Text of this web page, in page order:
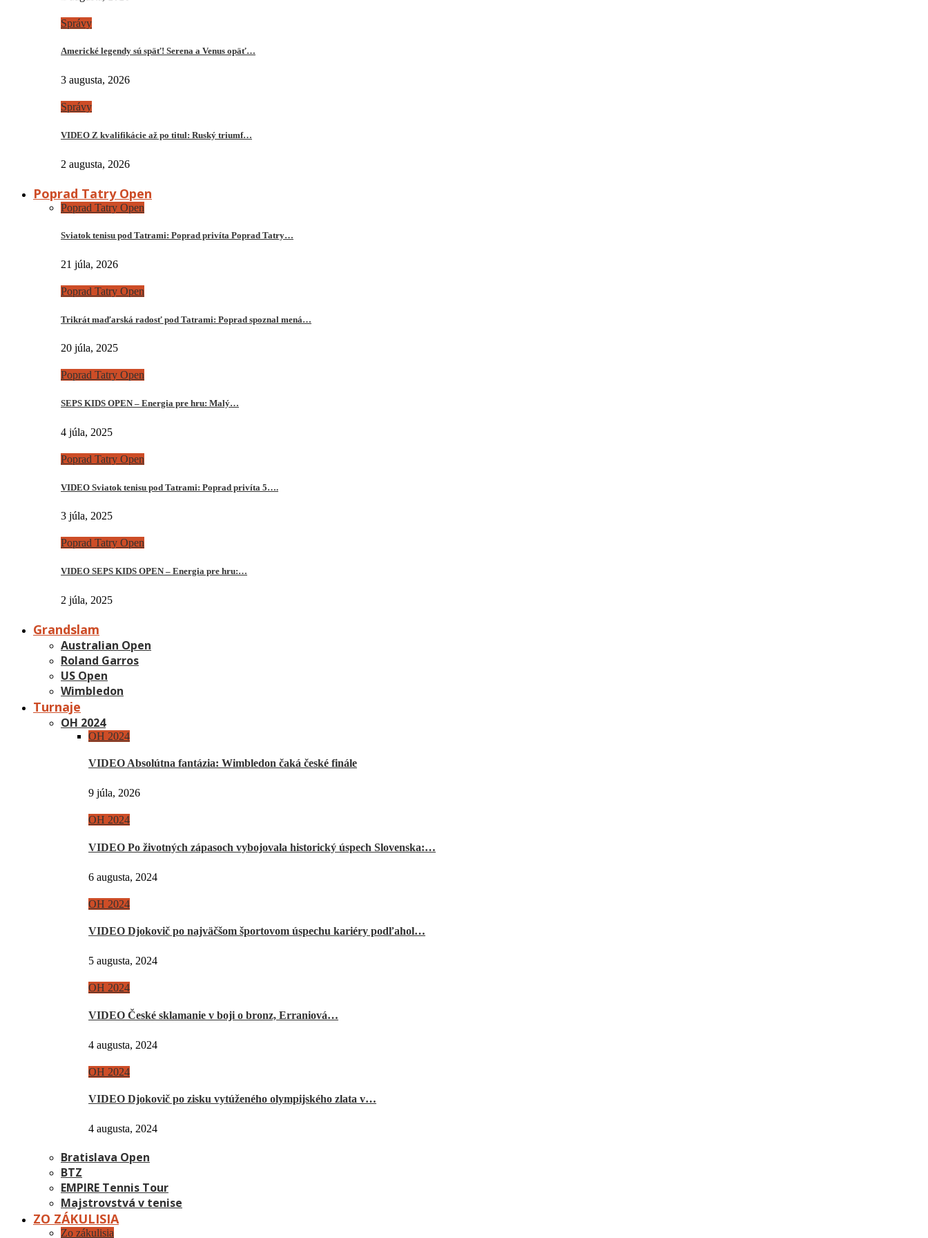
Správy
Americké legendy sú späť! Serena a Venus opäť…
3 augusta, 2026
Správy
VIDEO Z kvalifikácie až po titul: Ruský triumf…
2 augusta, 2026
Poprad Tatry Open
Poprad Tatry Open
Sviatok tenisu pod Tatrami: Poprad privíta Poprad Tatry…
21 júla, 2026
Poprad Tatry Open
Trikrát maďarská radosť pod Tatrami: Poprad spoznal mená…
20 júla, 2025
Poprad Tatry Open
SEPS KIDS OPEN – Energia pre hru: Malý…
4 júla, 2025
Poprad Tatry Open
VIDEO Sviatok tenisu pod Tatrami: Poprad privíta 5….
3 júla, 2025
Poprad Tatry Open
VIDEO SEPS KIDS OPEN – Energia pre hru:…
2 júla, 2025
Grandslam
Australian Open
Roland Garros
US Open
Wimbledon
Turnaje
OH 2024
OH 2024
VIDEO Absolútna fantázia: Wimbledon čaká české finále
9 júla, 2026
OH 2024
VIDEO Po životných zápasoch vybojovala historický úspech Slovenska:…
6 augusta, 2024
OH 2024
VIDEO Djokovič po najväčšom športovom úspechu kariéry podľahol…
5 augusta, 2024
OH 2024
VIDEO České sklamanie v boji o bronz, Erraniová…
4 augusta, 2024
OH 2024
VIDEO Djokovič po zisku vytúženého olympijského zlata v…
4 augusta, 2024
Bratislava Open
BTZ
EMPIRE Tennis Tour
Majstrovstvá v tenise
ZO ZÁKULISIA
Zo zákulisia